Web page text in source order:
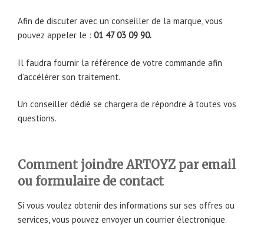
Afin de discuter avec un conseiller de la marque, vous
pouvez appeler le : 01 47 03 09 90.
Il faudra fournir la référence de votre commande afin
d’accélérer son traitement.
Un conseiller dédié se chargera de répondre à toutes vos
questions.
Comment joindre ARTOYZ par email
ou formulaire de contact
Si vous voulez obtenir des informations sur ses offres ou
services, vous pouvez envoyer un courrier électronique.